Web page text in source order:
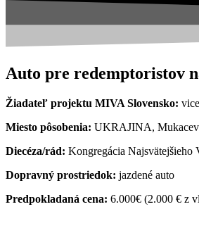
Auto pre redemptoristov
Žiadateľ projektu MIVA Slovensko:
Miesto pôsobenia: UKRAJINA,
Diecéza/rád: Kongregácia
Dopravný prostriedok: jazdené auto
Predpokladaná cena: 6.000€ (2.000 € z